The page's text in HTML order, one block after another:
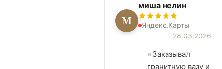
М
миша нелин
Яндекс.Карты
28.03.2026
Заказывал
гранитную вазу и